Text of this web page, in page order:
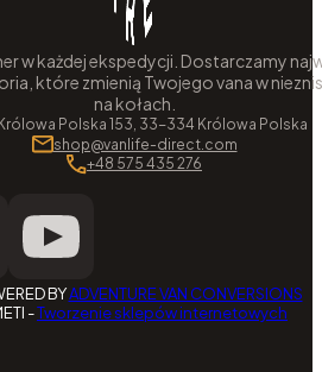
w każdej ekspedycji. Dostarczamy
które zmienią Twojego vana w
na kołach.
Polska 153, 33-334 Królowa Polska
shop@vanlife-direct.com
+48 575 435 276
BYADVENTURE VAN CONVERSIONS
-Tworzenie sklepów internetowych